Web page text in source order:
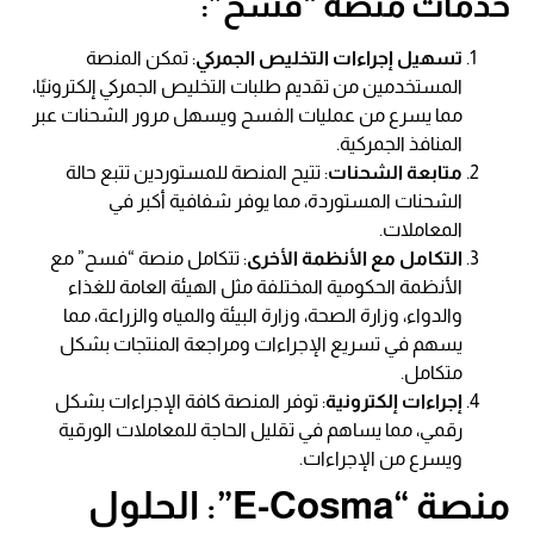
تسهيل إجراءات التخليص الجمركي: تمكن المنصة
المستخدمين من تقديم طلبات التخليص الجمركي إلكترونيًا،
مما يسرع من عمليات الفسح ويسهل مرور الشحنات عبر
المنافذ الجمركية.
متابعة الشحنات: تتيح المنصة للمستوردين تتبع حالة
الشحنات المستوردة، مما يوفر شفافية أكبر في
المعاملات.
التكامل مع الأنظمة الأخرى: تتكامل منصة “فسح” مع
الأنظمة الحكومية المختلفة مثل الهيئة العامة للغذاء
والدواء، وزارة الصحة، وزارة البيئة والمياه والزراعة، مما
يسهم في تسريع الإجراءات ومراجعة المنتجات بشكل
متكامل.
إجراءات إلكترونية: توفر المنصة كافة الإجراءات بشكل
رقمي، مما يساهم في تقليل الحاجة للمعاملات الورقية
ويسرع من الإجراءات.
منصة “E-Cosma”: الحلول